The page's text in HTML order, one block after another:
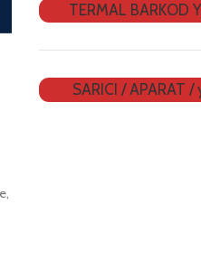
TERMAL BARKOD
SARICI / APARAT /